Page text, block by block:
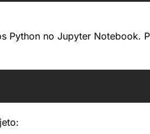
Python no Jupyter Notebook.